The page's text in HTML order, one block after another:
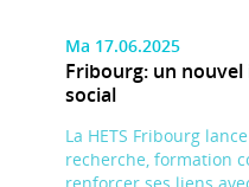
Ma 17.06.2025
Fribourg: un
social
La HETS Fribourg
recherche, formation